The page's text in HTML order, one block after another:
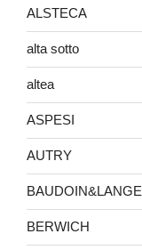
ALSTECA
alta sotto
altea
ASPESI
AUTRY
BAUDOIN&LANGE
BERWICH